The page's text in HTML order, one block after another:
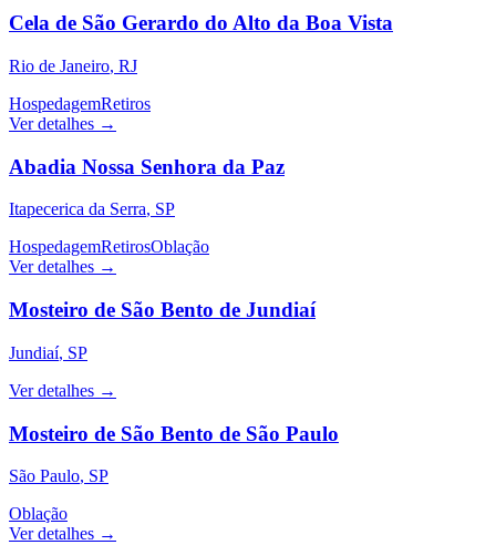
Cela de São Gerardo do Alto da Boa Vista
Rio de Janeiro, RJ
HospedagemRetiros
Ver detalhes →
Abadia Nossa Senhora da Paz
Itapecerica da Serra, SP
HospedagemRetirosOblação
Ver detalhes →
Mosteiro de São Bento de Jundiaí
Jundiaí, SP
Ver detalhes →
Mosteiro de São Bento de São Paulo
São Paulo, SP
Oblação
Ver detalhes →